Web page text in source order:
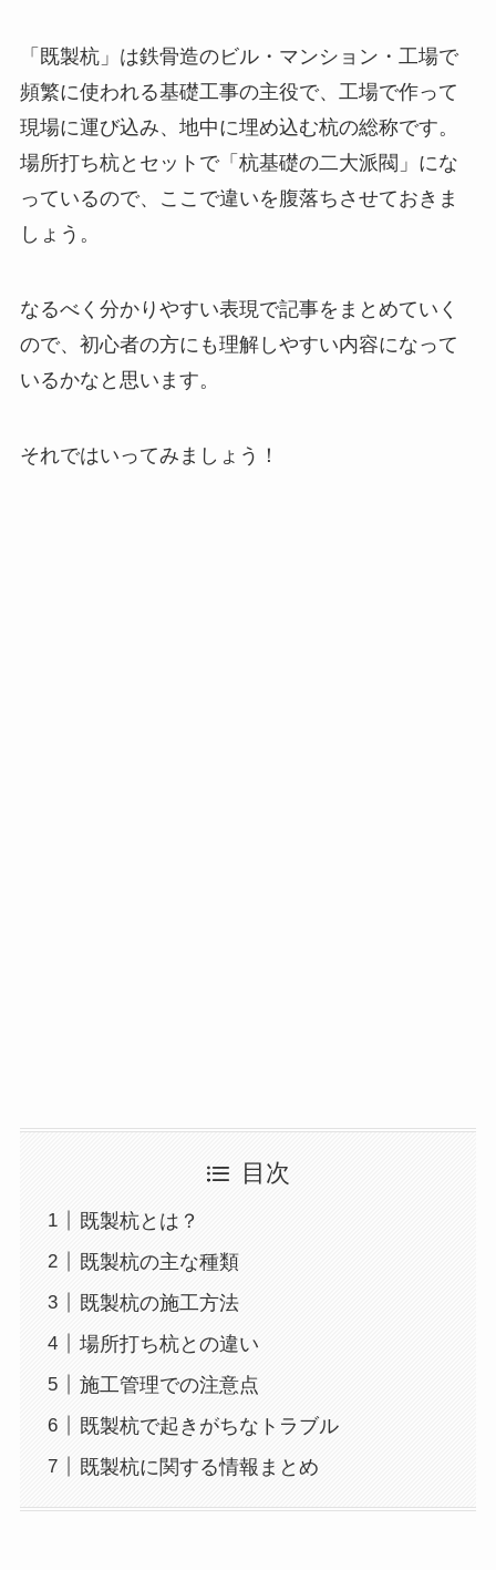
「既製杭」は鉄骨造のビル・マンション・工場で
頻繁に使われる基礎工事の主役で、工場で作って
現場に運び込み、地中に埋め込む杭の総称です。
場所打ち杭とセットで「杭基礎の二大派閥」にな
っているので、ここで違いを腹落ちさせておきま
しょう。
なるべく分かりやすい表現で記事をまとめていく
ので、初心者の方にも理解しやすい内容になって
いるかなと思います。
それではいってみましょう！
目次
既製杭とは？
既製杭の主な種類
既製杭の施工方法
場所打ち杭との違い
施工管理での注意点
既製杭で起きがちなトラブル
既製杭に関する情報まとめ